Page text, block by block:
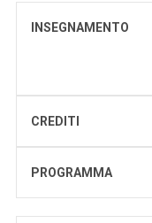
INSEGNAMENTO
CREDITI
PROGRAMMA